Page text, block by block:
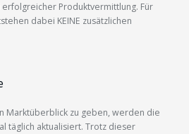
Produktvermittlung. Für
dabei KEINE zusätzlichen
Marktüberblick zu geben, werden die
täglich aktualisiert. Trotz dieser